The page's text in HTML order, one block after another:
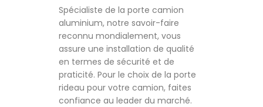
Spécialiste de la porte camion
aluminium, notre savoir-faire
reconnu mondialement, vous
assure une installation de qualité
en termes de sécurité et de
praticité. Pour le choix de la porte
rideau pour votre camion, faites
confiance au leader du marché.